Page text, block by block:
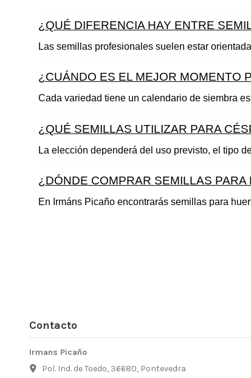
¿QUÉ DIFERENCIA HAY ENTRE
Las semillas profesionales suelen estar
¿CUÁNDO ES EL MEJOR MOMENTO
Cada variedad tiene un calendario de siembra
¿QUÉ SEMILLAS UTILIZAR PARA
La elección dependerá del uso previsto, el tipo
¿DÓNDE COMPRAR SEMILLAS
En Irmáns Picaño encontrarás semillas para
Contacto
Irmans Picaño
Pol. Ind. de Toedo, 36680, Pontevedra